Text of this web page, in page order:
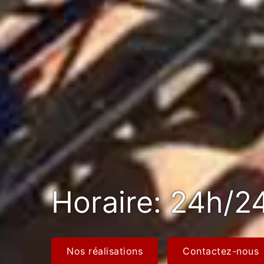
Horaire: 24h/
Nos réalisations Contactez-nous